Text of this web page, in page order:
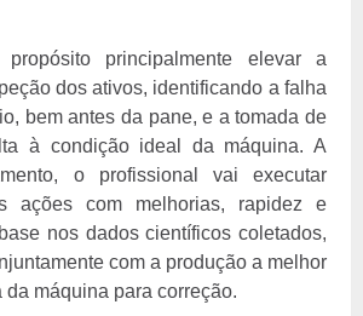
principalmente elevar a
dos ativos, identificando a falha
bem antes da pane, e a tomada de
à condição ideal da máquina. A
o profissional vai executar
ações com melhorias, rapidez e
nos dados científicos coletados,
com a produção a melhor
da máquina para correção.